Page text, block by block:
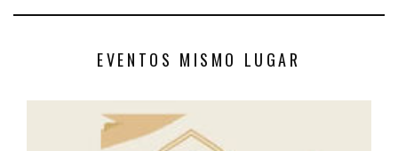
EVENTOS MISMO LUGAR